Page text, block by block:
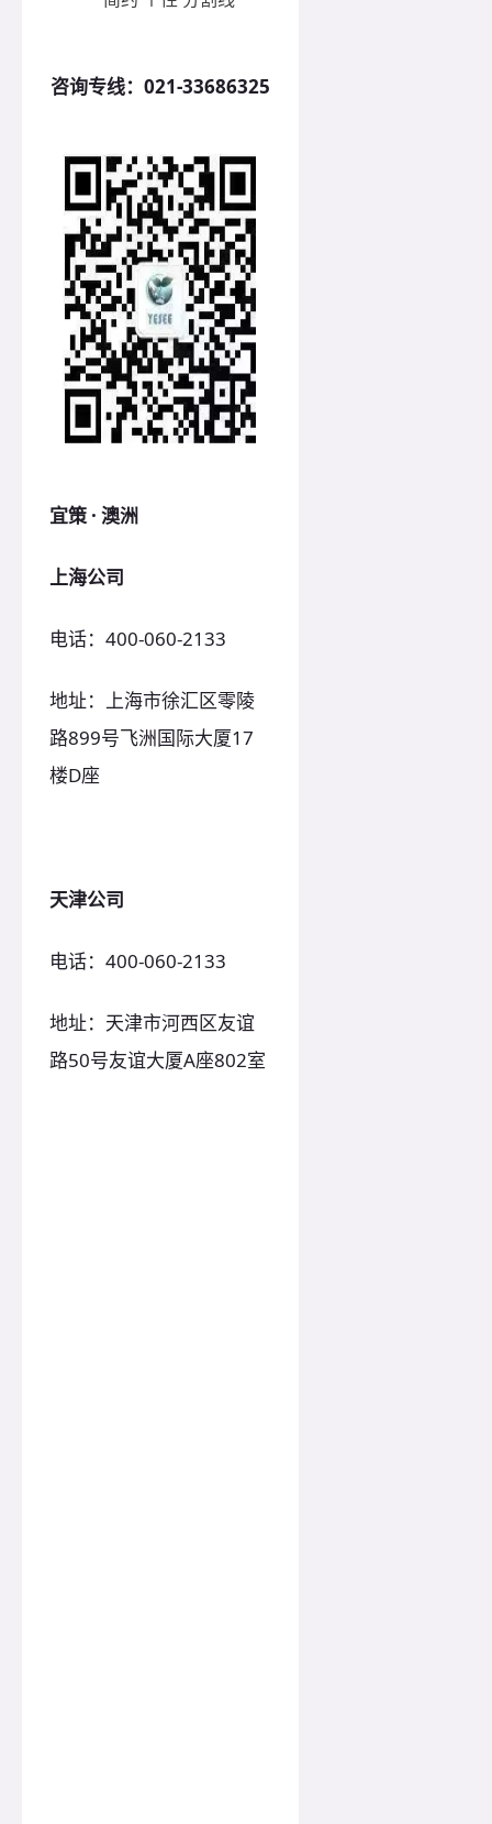
咨询专线： 021-33686325
宜策 · 澳洲
上海公司
电话：400-060-2133
地址：上海市徐汇区零陵
路899号飞洲国际大厦17
楼D座
天津公司
电话：400-060-2133
地址：天津市河西区友谊
路50号友谊大厦A座802室